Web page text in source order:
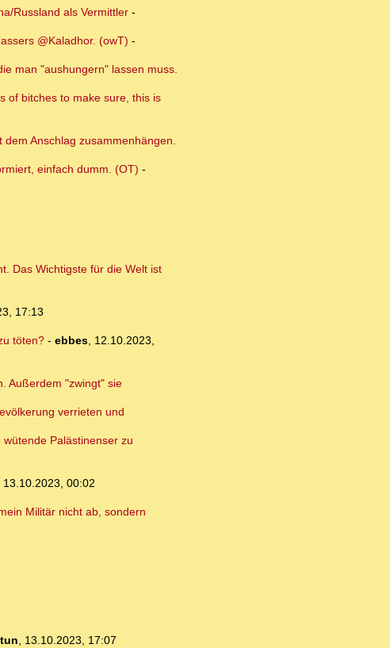
Russland als Vermittler-
@Kaladhor. (owT) -
man "aushungern" lassen muss.
of bitches to make sure, this is
Anschlag zusammenhängen.
einfach dumm. (OT) -
Das Wichtigste für die Welt ist
17:13
töten?- ebbes, 12.10.2023,
Außerdem "zwingt" sie
verrieten und
Palästinenser zu
13.10.2023, 00:02
Militär nicht ab, sondern
, 13.10.2023, 17:07